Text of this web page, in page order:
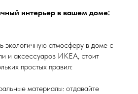
интерьер в вашем доме:
экологичную атмосферу в доме с
и аксессуаров ИКЕА, стоит
простых правил:
материалы: отдавайте